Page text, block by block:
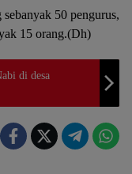
50 pengurus,
15 orang.(Dh)
di desa